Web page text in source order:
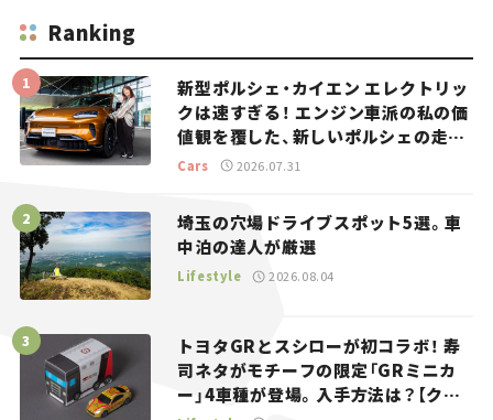
Ranking
新型ポルシェ・カイエン エレクトリッ
クは速すぎる！ エンジン車派の私の価
値観を覆した、新しいポルシェの走
り。
Cars 2026.07.31
埼玉の穴場ドライブスポット5選。車
中泊の達人が厳選
Lifestyle 2026.08.04
トヨタGRとスシローが初コラボ！ 寿
司ネタがモチーフの限定「GRミニカ
ー」4車種が登場。入手方法は？【クル